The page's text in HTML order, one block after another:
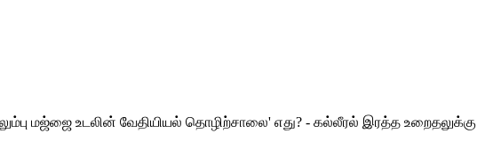
மஜ்ஜை உடலின் வேதியியல் தொழிற்சாலை' எது? - கல்லீரல் இரத்த உறைதலுக்கு